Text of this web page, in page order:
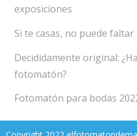
exposiciones
Si te casas, no puede
Decididamente original:
fotomatón?
Fotomatón para bodas